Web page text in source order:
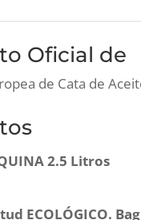
Oficial de
2.5 Litros
ECOLÓGICO. Bag